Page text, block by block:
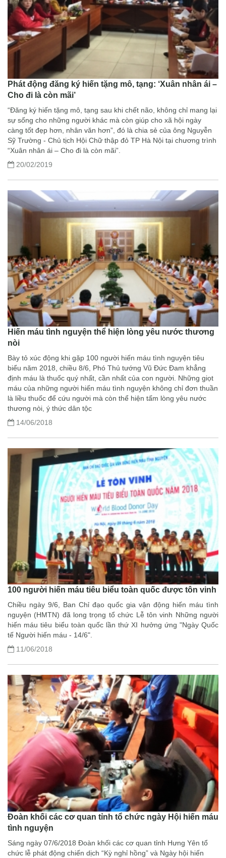
Phát động đăng ký hiến tặng mô, tạng: ‘Xuân nhân ái –
Cho đi là còn mãi’
“Đăng ký hiến tặng mô, tạng sau khi chết não, không chỉ mang lại
sự sống cho những người khác mà còn giúp cho xã hội ngày
càng tốt đẹp hơn, nhân văn hơn”, đó là chia sẻ của ông Nguyễn
Sỹ Trường - Chủ tịch Hội Chữ thập đỏ TP Hà Nội tại chương trình
“Xuân nhân ái – Cho đi là còn mãi”.
20/02/2019
Hiến máu tình nguyện thể hiện lòng yêu nước thương
nòi
Bày tỏ xúc động khi gặp 100 người hiến máu tình nguyện tiêu
biểu năm 2018, chiều 8/6, Phó Thủ tướng Vũ Đức Đam khẳng
định máu là thuốc quý nhất, cần nhất của con người. Những giọt
máu của những người hiến máu tình nguyện không chỉ đơn thuần
là liều thuốc để cứu người mà còn thể hiện tấm lòng yêu nước
thương nòi, ý thức dân tộc
14/06/2018
100 người hiến máu tiêu biểu toàn quốc được tôn vinh
Chiều ngày 9/6, Ban Chỉ đạo quốc gia vận động hiến máu tình
nguyện (HMTN) đã long trọng tổ chức Lễ tôn vinh Những người
hiến máu tiêu biểu toàn quốc lần thứ XI hưởng ứng "Ngày Quốc
tế Người hiến máu - 14/6".
11/06/2018
Đoàn khối các cơ quan tỉnh tổ chức ngày Hội hiến máu
tình nguyện
Sáng ngày 07/6/2018 Đoàn khối các cơ quan tỉnh Hưng Yên tổ
chức lễ phát động chiến dịch “Kỳ nghỉ hồng” và Ngày hội hiến